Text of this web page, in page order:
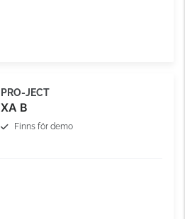
PRO-JECT
XA B
Finns för demo